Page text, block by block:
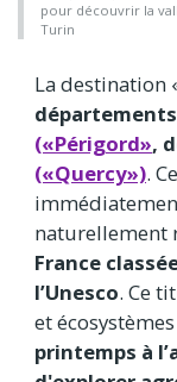
pour découvrir la
Turin
La destination
(«Périgord»,
(«Quercy»).
naturellement
France
l’Unesco. Ce
et
printemps à